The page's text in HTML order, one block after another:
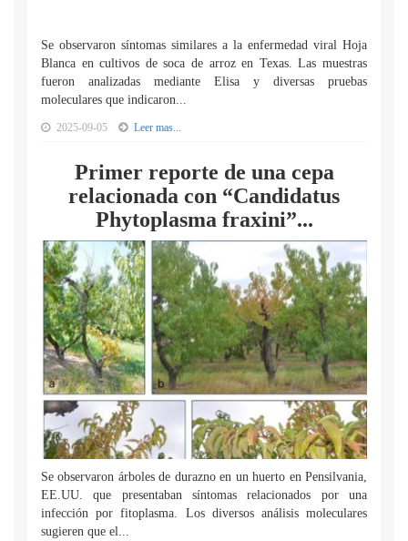
Se observaron síntomas similares a la enfermedad viral Hoja
Blanca en cultivos de soca de arroz en Texas. Las muestras
fueron analizadas mediante Elisa y diversas pruebas
moleculares que indicaron...
2025-09-05 Leer mas...
Primer reporte de una cepa
relacionada con “Candidatus
Phytoplasma fraxini”...
Se observaron árboles de durazno en un huerto en Pensilvania,
EE.UU. que presentaban síntomas relacionados por una
infección por fitoplasma. Los diversos análisis moleculares
sugieren que el...